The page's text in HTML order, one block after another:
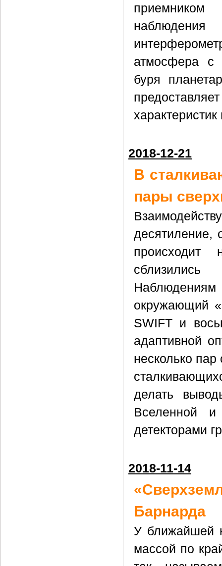
атмосфера с
буря
2018-12-21
В
пары
десятиление,
происходит
окружающий
SWIFT и
адаптивной
несколько
делать
Вселенной
детекторами
2018-11-14
Барнарда
У ближайшей
массой по